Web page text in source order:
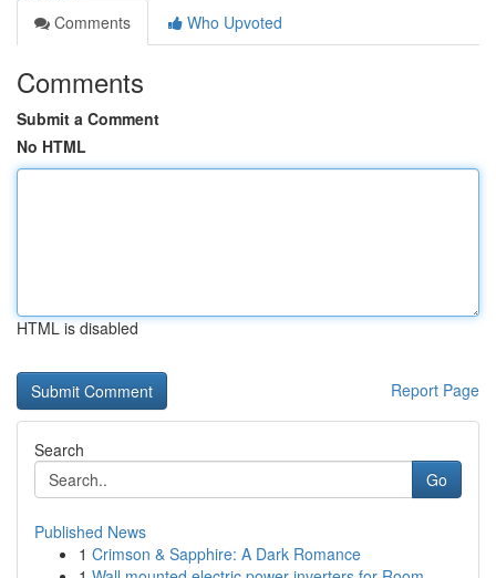
Comments
Who Upvoted
Comments
Submit a Comment
No HTML
HTML is disabled
Report Page
Search
Go
Published News
1 Crimson & Sapphire: A Dark Romance